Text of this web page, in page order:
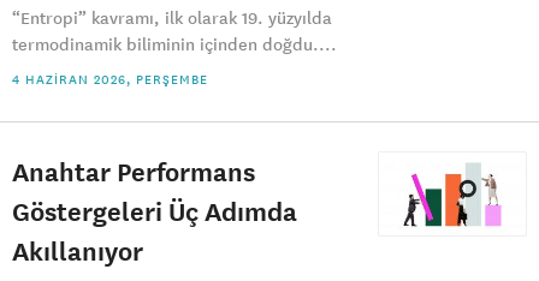
“Entropi” kavramı, ilk olarak 19. yüzyılda
termodinamik biliminin içinden doğdu....
4 HAZIRAN 2026, PERŞEMBE
Anahtar Performans
Göstergeleri Üç Adımda
Akıllanıyor